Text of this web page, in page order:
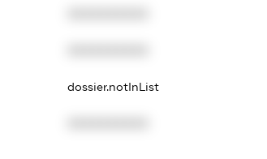
dossier.notInList